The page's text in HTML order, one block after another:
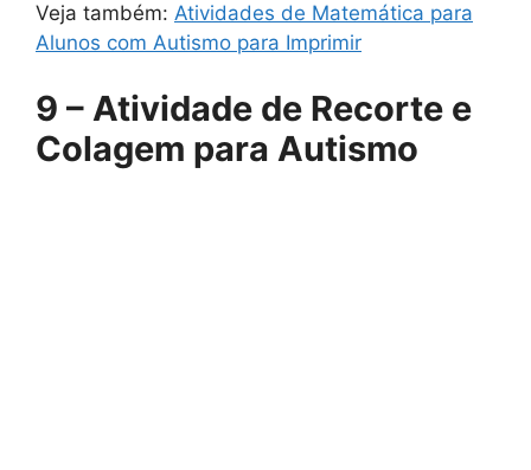
Veja também: Atividades de Matemática para
Alunos com Autismo para Imprimir
9 – Atividade de Recorte e
Colagem para Autismo